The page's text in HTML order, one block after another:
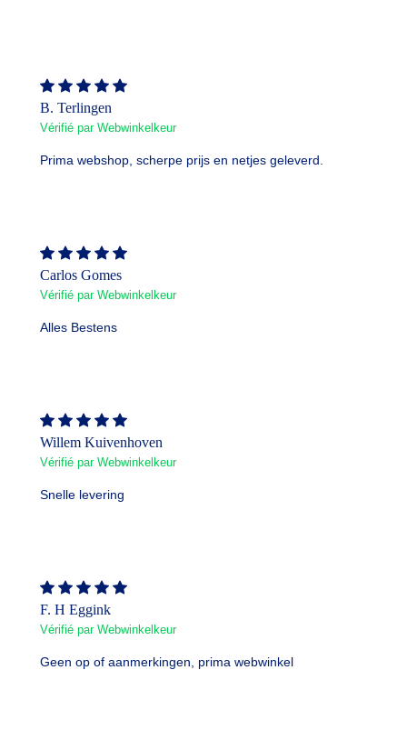
B. Terlingen
Vérifié par Webwinkelkeur
Prima webshop, scherpe prijs en netjes geleverd.
Carlos Gomes
Vérifié par Webwinkelkeur
Alles Bestens
Willem Kuivenhoven
Vérifié par Webwinkelkeur
Snelle levering
F. H Eggink
Vérifié par Webwinkelkeur
Geen op of aanmerkingen, prima webwinkel